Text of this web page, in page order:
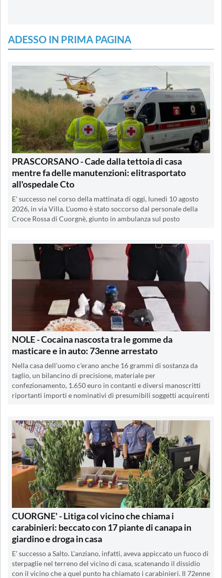
ADESSO IN PRIMA PAGINA
PRASCORSANO - Cade dalla tettoia di casa
mentre fa delle manutenzioni: elitrasportato
all'ospedale Cto
E' successo nel corso della mattinata di oggi, lunedì 10 agosto
2026, in via Villa. L'uomo è stato soccorso dal personale della
Croce Rossa di Cuorgnè, giunto in ambulanza sul posto
NOLE - Cocaina nascosta tra le gomme da
masticare e in auto: 73enne arrestato
Nella casa dell'uomo c'erano anche 16 grammi di sostanza da
taglio, un bilancino di precisione, materiale per
confezionamento, 1.650 euro in contanti e diversi manoscritti
riportanti importi e nominativi di presumibili soggetti acquirenti
CUORGNE' - Litiga col vicino che chiama i
carabinieri: beccato con 17 piante di canapa in
giardino e droga in casa
E' successo a Salto. L’anziano, infatti, aveva appiccato un fuoco di
sterpaglie nel terreno del vicino di casa, scatenando il dissidio
con il vicino che a quel punto ha chiamato i carabinieri. Il 72enne